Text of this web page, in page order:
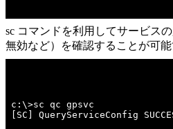
sc コマンドを利用してサービス
無効など）を確認することが可能
c:\>sc qc gpsvc
[SC] QueryServiceConfig